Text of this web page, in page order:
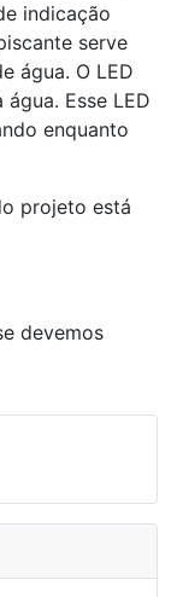
indicação
serve
água. O LED
Esse LED
enquanto
projeto está
devemos